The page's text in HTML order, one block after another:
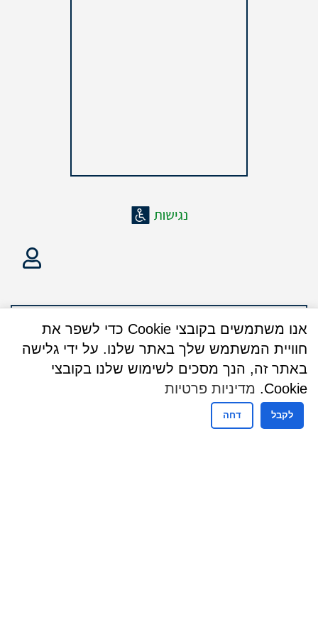
אנו משתמשים בקובצי Cookie כדי לשפר את
חוויית המשתמש שלך באתר שלנו. על ידי גלישה
באתר זה, הנך מסכים לשימוש שלנו בקובצי
Cookie.
מדיניות פרטיות
לקבל דחה